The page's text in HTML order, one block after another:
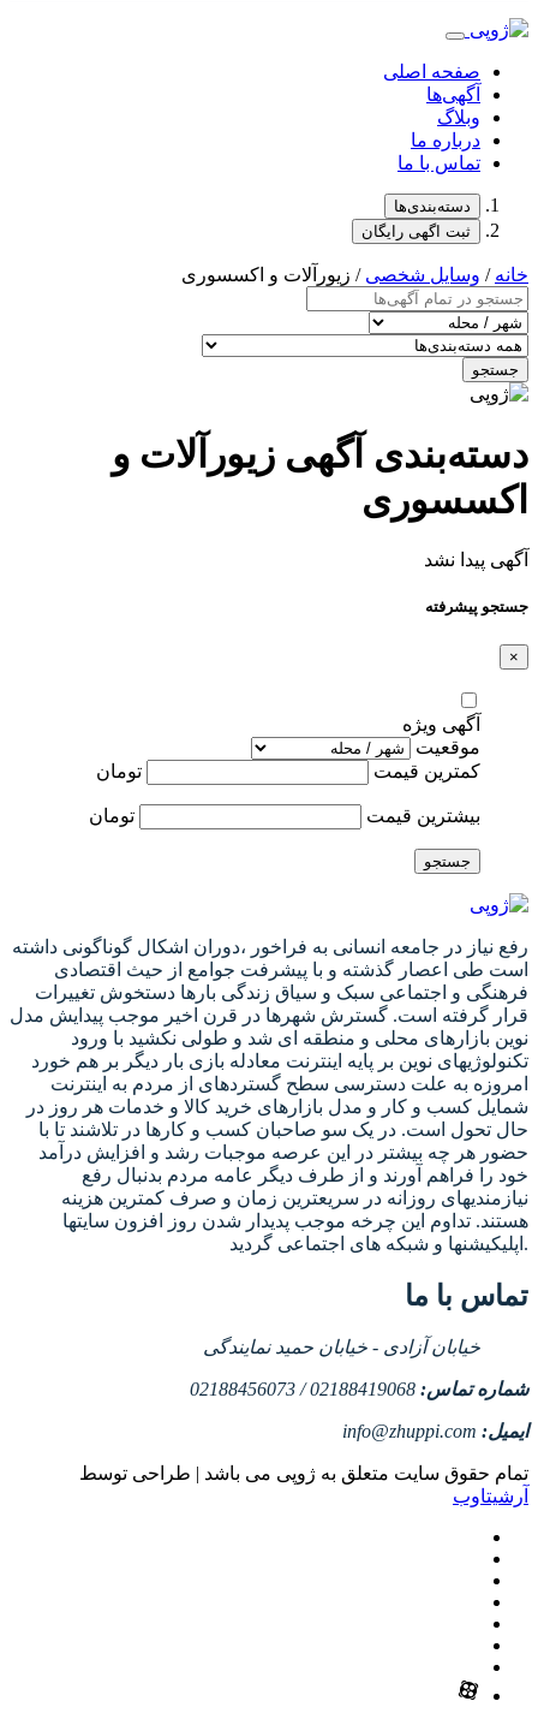
صفحه اصلی
آگهی‌ها
وبلاگ
درباره ما
تماس با ما
دسته‌بندی‌ها
ثبت اگهی رایگان
خانه / وسایل شخصی / زیورآلات و اکسسوری
جستجو
دسته‌بندی آگهی زیورآلات و
اکسسوری
آگهی پیدا نشد
جستجو پیشرفته
×
آگهی ویژه
موقعیت
کمترین قیمت
تومان
بیشترین قیمت تومان
جستجو
رفع نیاز در جامعه انسانی به فراخور ،دوران اشکال گوناگونی داشته
است طی اعصار گذشته و با پیشرفت جوامع از حیث اقتصادی
فرهنگی و اجتماعی سبک و سیاق زندگی بارها دستخوش تغییرات
قرار گرفته است. گسترش شهرها در قرن اخیر موجب پیدایش مدل
نوین بازارهای محلی و منطقه ای شد و طولی نکشید با ورود
تکنولوژیهای نوین بر پایه اینترنت معادله بازی بار دیگر بر هم خورد
امروزه به علت دسترسی سطح گستردهای از مردم به اینترنت
شمایل کسب و کار و مدل بازارهای خرید کالا و خدمات هر روز در
حال تحول است. در یک سو صاحبان کسب و کارها در تلاشند تا با
حضور هر چه بیشتر در این عرصه موجبات رشد و افزایش درآمد
خود را فراهم آورند و از طرف دیگر عامه مردم بدنبال رفع
نیازمندیهای روزانه در سریعترین زمان و صرف کمترین هزینه
هستند. تداوم این چرخه موجب پدیدار شدن روز افزون سایتها
اپلیکیشنها و شبکه های اجتماعی گردید.
تماس با ما
خیابان آزادی - خیابان حمید نمایندگی
شماره تماس: 02188419068 / 02188456073
ایمیل: info@zhuppi.com
تمام حقوق سایت متعلق به ژوپی می باشد | طراحی توسط
آرشیتاوب